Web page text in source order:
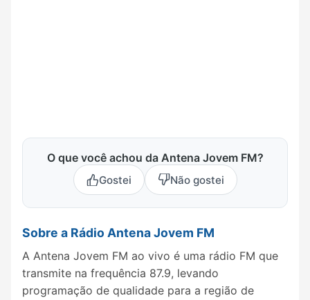
O que você achou da Antena Jovem FM?
Gostei Não gostei
Sobre a Rádio Antena Jovem FM
A Antena Jovem FM ao vivo é uma rádio FM que
transmite na frequência 87.9, levando
programação de qualidade para a região de